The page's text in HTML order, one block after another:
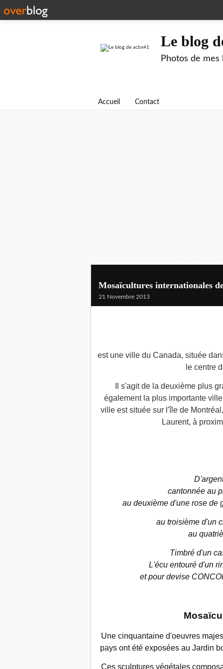
Le blog
Photos de
Accueil Contact
Mosaïcultures internationales
21 Novembre 2013
est une ville du Canada, située
le centre
Il s'agit de la deuxième plus
également la plus importante
ville est située sur l'île de
Laurent, à
cantonnée au
au deuxième d'une rose de
au troisième d'un
au
Timbré d'un
L'écu entouré d'un
et pour devise
Une cinquantaine d'oeuvres
pays ont été exposées au Jardin
Ces sculptures végétales